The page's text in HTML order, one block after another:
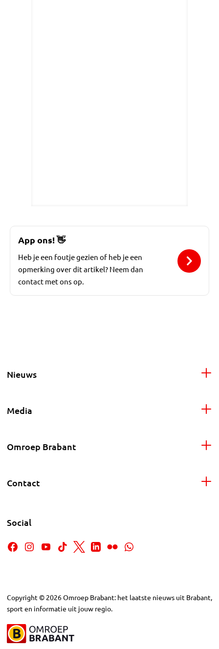
App ons!👋
Heb je een foutje gezien of heb je een
opmerking over dit artikel? Neem dan
contact met ons op.
Nieuws
Media
Omroep Brabant
Contact
Social
Copyright © 2026Omroep Brabant: het laatste nieuws uit Brabant,
sport en informatie uit jouw regio.